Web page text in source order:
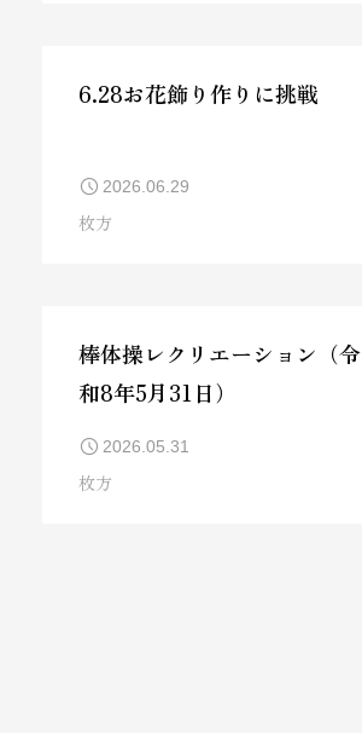
6.28お花飾り作りに挑戦
2026.06.29
枚方
棒体操レクリエーション（令
和8年5月31日）
2026.05.31
枚方